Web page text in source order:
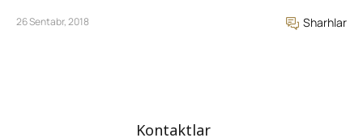
26 Sentabr, 2018 Sharhlar
Kontaktlar